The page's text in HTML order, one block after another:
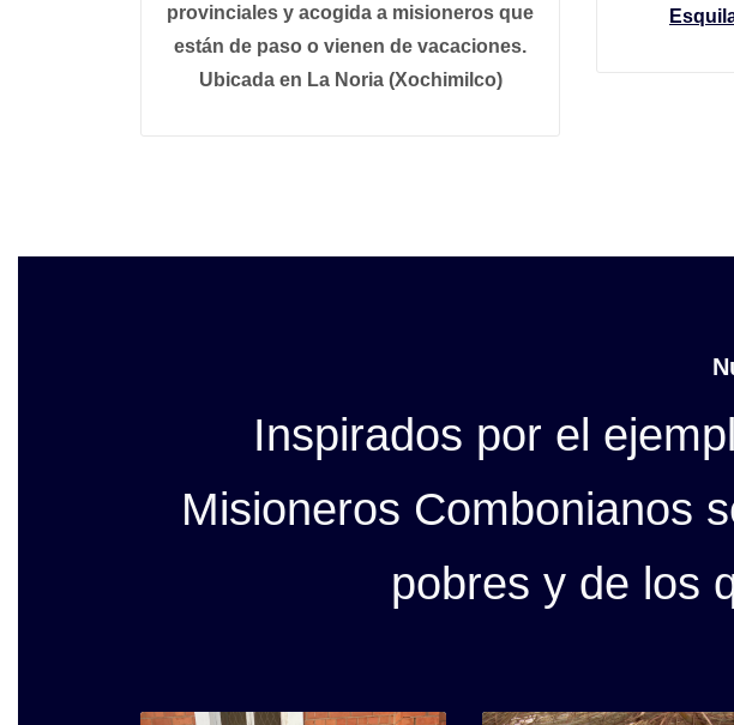
provinciales y acogida a misioneros que
están de paso o vienen de vacaciones.
Ubicada en La Noria (Xochimilco)
Inspirados por el
Misioneros Combonianos
pobres y de los